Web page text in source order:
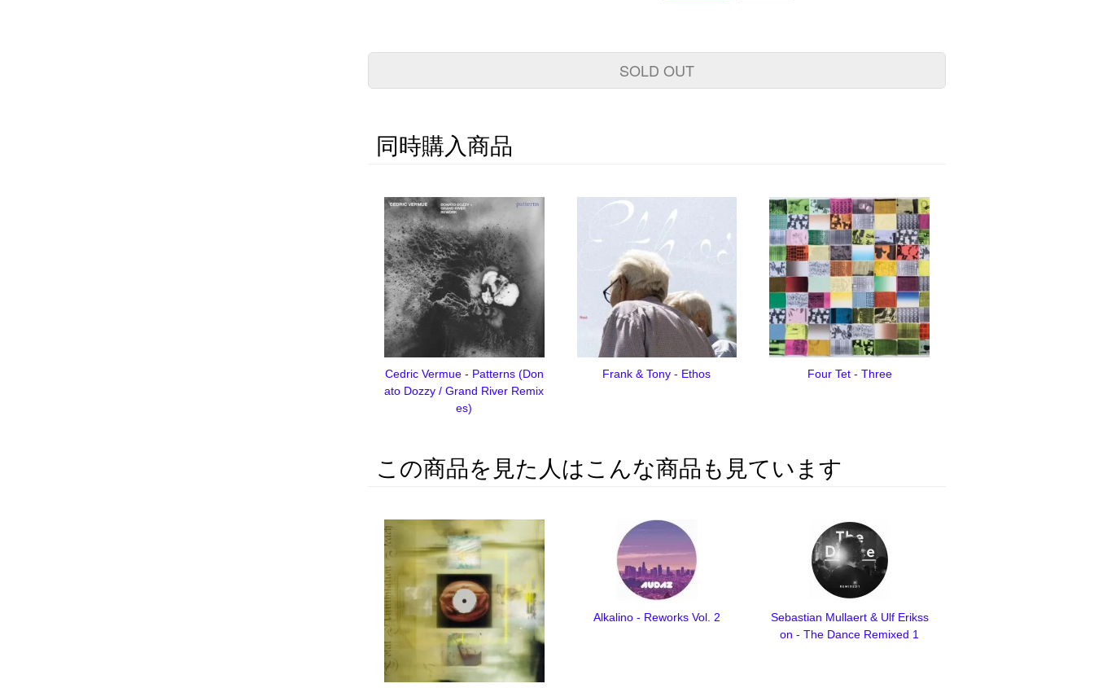
SOLD OUT
同時購入商品
Cedric Vermue - Patterns (Don
ato Dozzy / Grand River Remix
es)
Frank & Tony - Ethos Four Tet - Three
この商品を見た人はこんな商品も見ています
Alkalino - Reworks Vol. 2
Sebastian Mullaert & Ulf Erikss
on - The Dance Remixed 1